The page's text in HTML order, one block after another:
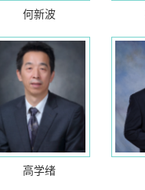
何新波
高学绪